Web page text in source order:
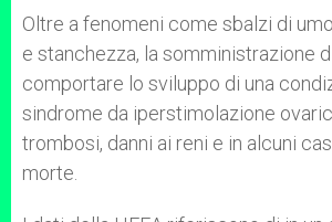
Oltre a fenomeni come sbalzi di
e stanchezza, la somministrazione
comportare lo sviluppo di una
sindrome da iperstimolazione
trombosi, danni ai reni e in alcuni
morte.